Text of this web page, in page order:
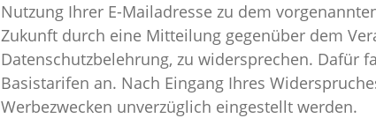
Nutzung Ihrer E-Mailadresse zu dem
Zukunft durch eine Mitteilung gegenüber dem
Datenschutzbelehrung, zu widersprechen. Dafür
Basistarifen an. Nach Eingang Ihres
Werbezwecken unverzüglich eingestellt werden.